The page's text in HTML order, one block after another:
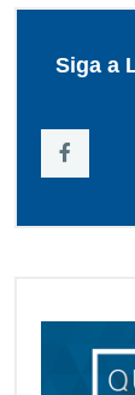
Siga a